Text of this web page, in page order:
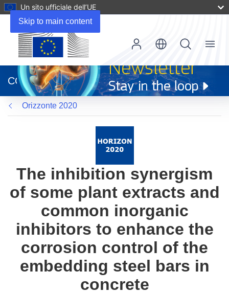
Skip to main content
Un sito ufficiale dell’UE
apre
in
una
nuova
finestra)
CORDIS
Menu
Orizzonte 2020
The inhibition synergism
of some plant extracts and
common inorganic
inhibitors to enhance the
corrosion control of the
embedding steel bars in
concrete